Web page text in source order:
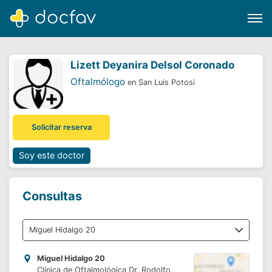
Software para clínicas
¿Eres un doctor?
Lizett Deyanira Delsol Coronado
Oftalmólogo en San Luis Potosi
Solicitar reserva
Soy este doctor
Consultas
Miguel Hidalgo 20
Clínica de Oftalmológica Dr. Rodolfo